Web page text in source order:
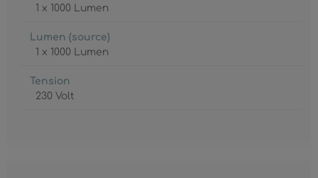
1 x 1000 Lumen
Lumen (source)
1 x 1000 Lumen
Tension
230 Volt